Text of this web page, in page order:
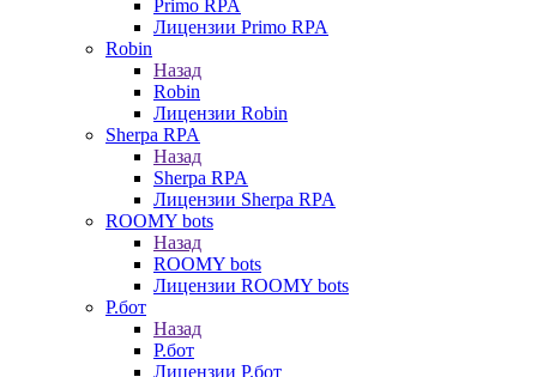
Primo RPA
Лицензии Primo RPA
Robin
Назад
Robin
Лицензии Robin
Sherpa RPA
Назад
Sherpa RPA
Лицензии Sherpa RPA
ROOMY bots
Назад
ROOMY bots
Лицензии ROOMY bots
Р.бот
Назад
Р.бот
Лицензии Р.бот